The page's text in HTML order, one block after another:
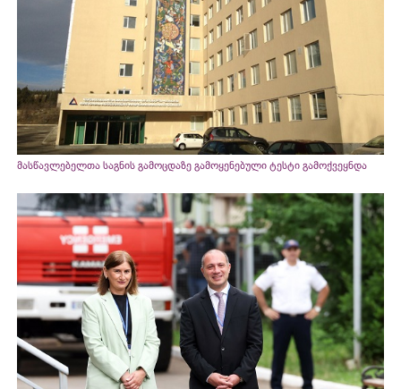
მასწავლებელთა საგნის გამოცდაზე გამოყენებული ტესტი გამოქვეყნდა